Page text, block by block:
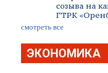
созыва на
ГТРК
смотреть все
ЭКОНОМИКА